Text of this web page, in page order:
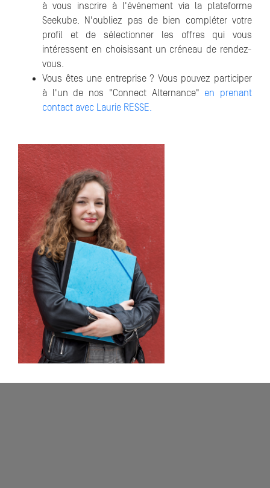
à vous inscrire à l'événement via la plateforme
Seekube. N'oubliez pas de bien compléter votre
profil et de sélectionner les offres qui vous
intéressent en choisissant un créneau de rendez-
vous.
Vous êtes une entreprise ? Vous pouvez participer
à l'un de nos "Connect Alternance" en prenant
contact avec Laurie RESSE.